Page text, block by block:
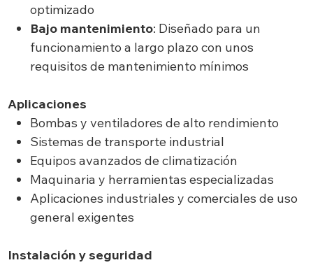
optimizado
Bajo mantenimiento: Diseñado para un
funcionamiento a largo plazo con unos
requisitos de mantenimiento mínimos
Aplicaciones
Bombas y ventiladores de alto rendimiento
Sistemas de transporte industrial
Equipos avanzados de climatización
Maquinaria y herramientas especializadas
Aplicaciones industriales y comerciales de uso
general exigentes
Instalación y seguridad